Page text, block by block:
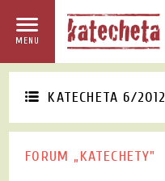
MENU
KATECHETA 6/2012
FORUM „KATECHETY"